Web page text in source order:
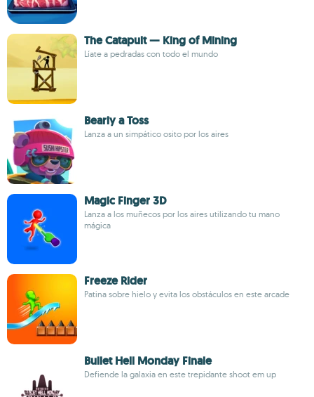
The Catapult — King of Mining
Líate a pedradas con todo el mundo
Bearly a Toss
Lanza a un simpático osito por los aires
Magic Finger 3D
Lanza a los muñecos por los aires utilizando tu mano
mágica
Freeze Rider
Patina sobre hielo y evita los obstáculos en este arcade
Bullet Hell Monday Finale
Defiende la galaxia en este trepidante shoot em up